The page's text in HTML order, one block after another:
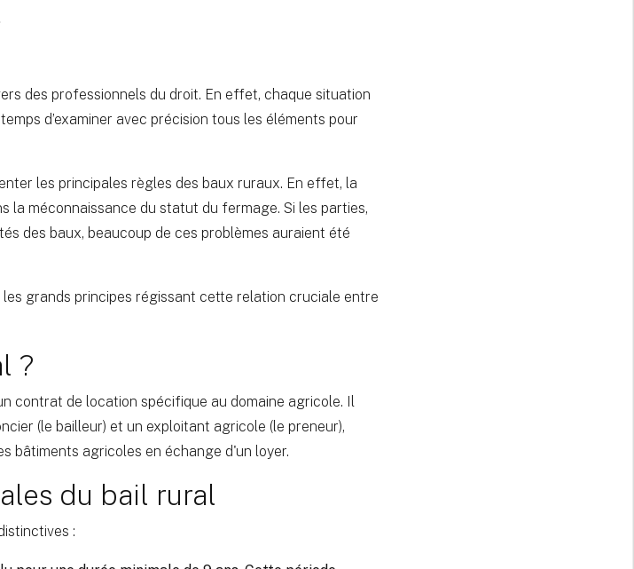
des professionnels du droit. En effet, chaque situation
d’examiner avec précision tous les éléments pour
les principales règles des baux ruraux. En effet, la
la méconnaissance du statut du fermage. Si les parties,
des baux, beaucoup de ces problèmes auraient été
grands principes régissant cette relation cruciale entre
?
contrat de location spécifique au domaine agricole. Il
(le bailleur) et un exploitant agricole (le preneur),
bâtiments agricoles en échange d'un loyer.
du bail rural
: